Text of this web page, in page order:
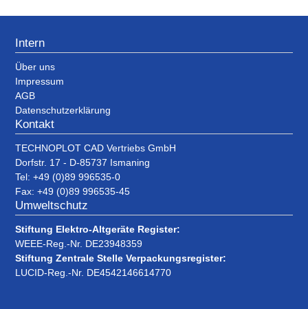
Intern
Über uns
Impressum
AGB
Datenschutzerklärung
Kontakt
TECHNOPLOT CAD Vertriebs GmbH
Dorfstr. 17 - D-85737 Ismaning
Tel: +49 (0)89 996535-0
Fax: +49 (0)89 996535-45
Umweltschutz
Stiftung Elektro-Altgeräte Register:
WEEE-Reg.-Nr. DE23948359
Stiftung Zentrale Stelle Verpackungsregister:
LUCID-Reg.-Nr. DE4542146614770